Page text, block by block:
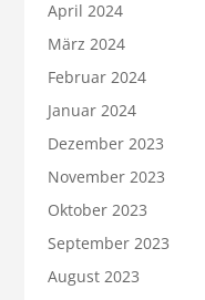
April 2024
März 2024
Februar 2024
Januar 2024
Dezember 2023
November 2023
Oktober 2023
September 2023
August 2023